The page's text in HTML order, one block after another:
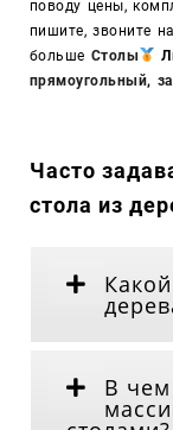
поводу цены,
пишите, звоните
больше Столы
прямоугольный,
Часто
стола из
В чем